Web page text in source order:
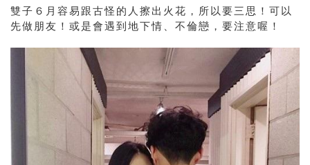
雙子 ６月容易跟古怪的人擦出火花，所以要三思！可以
先做朋友！或是會遇到地下情、不倫戀，要注意喔！